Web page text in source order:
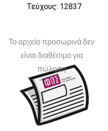
Τεύχους: 12837
Το αρχείο προσωρινά δεν
είναι διαθέσιμο για
πώληση